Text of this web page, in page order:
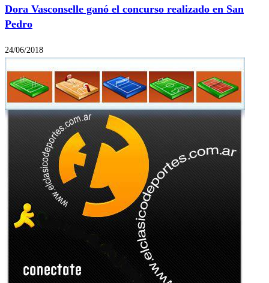
Dora Vasconselle ganó el concurso realizado en San
Pedro
24/06/2018